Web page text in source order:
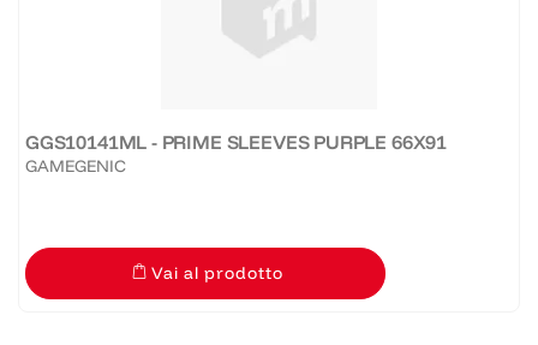
GGS10141ML - PRIME SLEEVES PURPLE 66X91
GAMEGENIC
Vai al prodotto